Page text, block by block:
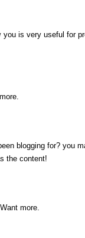
is very useful for
blogging for? you
the content!
more.